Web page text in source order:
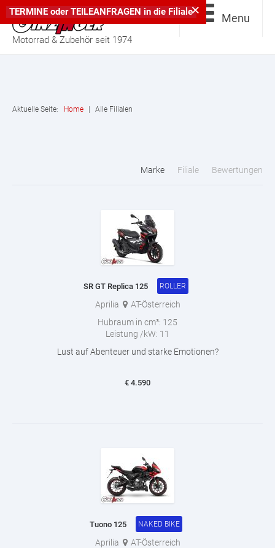
Motorrad & Zubehör seit 1974
Menu
Aktuelle Seite: Home Alle Filialen
Marke Filiale Bewertungen
SR GT Replica 125 ROLLER
Aprilia
AT-Österreich
Hubraum in cm³: 125
Leistung /kW: 11
Lust auf Abenteuer und starke Emotionen?
€ 4.590
Tuono 125 NAKED BIKE
Aprilia
AT-Österreich
×
TERMINE oderTEILEANFRAGEN in die Filiale